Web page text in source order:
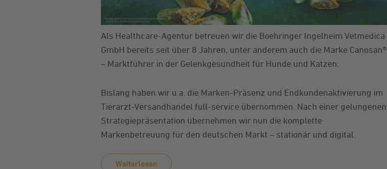
Als Healthcare-Agentur betreuen wir die Boehringer Ingelheim Vetmedica
GmbH bereits seit über 8 Jahren, unter anderem auch die Marke Canosan®
– Marktführer in der Gelenkgesundheit für Hunde und Katzen.
Bislang haben wir u.a. die Marken-Präsenz und Endkundenaktivierung im
Tierarzt-Versandhandel full-service übernommen. Nach einer gelungenen
Strategiepräsentation übernehmen wir nun die komplette
Markenbetreuung für den deutschen Markt – stationär und digital.
Weiterlesen